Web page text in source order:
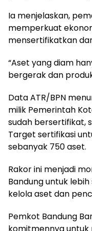
Ia menjelaskan,
memperkuat
mensertifikatkan
“Aset yang diam
bergerak dan
Data ATR/BPN
milik Pemerintah
sudah bersertifikat,
Target sertifikasi
sebanyak 750 aset.
Rakor ini menjadi
Bandung untuk
kelola aset dan
Pemkot Bandung